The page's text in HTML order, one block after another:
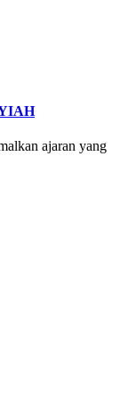
ajaran yang